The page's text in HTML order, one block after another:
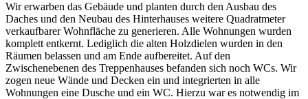
Wir erwarben das Gebäude und planten durch den Ausbau des
Daches und den Neubau des Hinterhauses weitere Quadratmeter
verkaufbarer Wohnfläche zu generieren. Alle Wohnungen wurden
komplett entkernt. Lediglich die alten Holzdielen wurden in den
Räumen belassen und am Ende aufbereitet. Auf den
Zwischenebenen des Treppenhauses befanden sich noch WCs. Wir
zogen neue Wände und Decken ein und integrierten in alle
Wohnungen eine Dusche und ein WC. Hierzu war es notwendig im